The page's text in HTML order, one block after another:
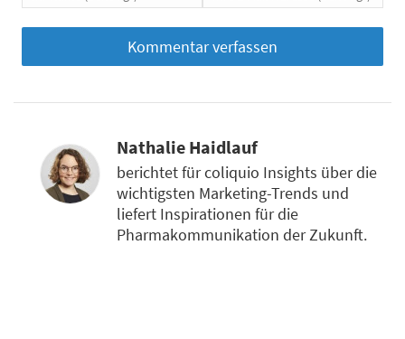
Nathalie Haidlauf
berichtet für coliquio Insights über die
wichtigsten Marketing-Trends und
liefert Inspirationen für die
Pharmakommunikation der Zukunft.